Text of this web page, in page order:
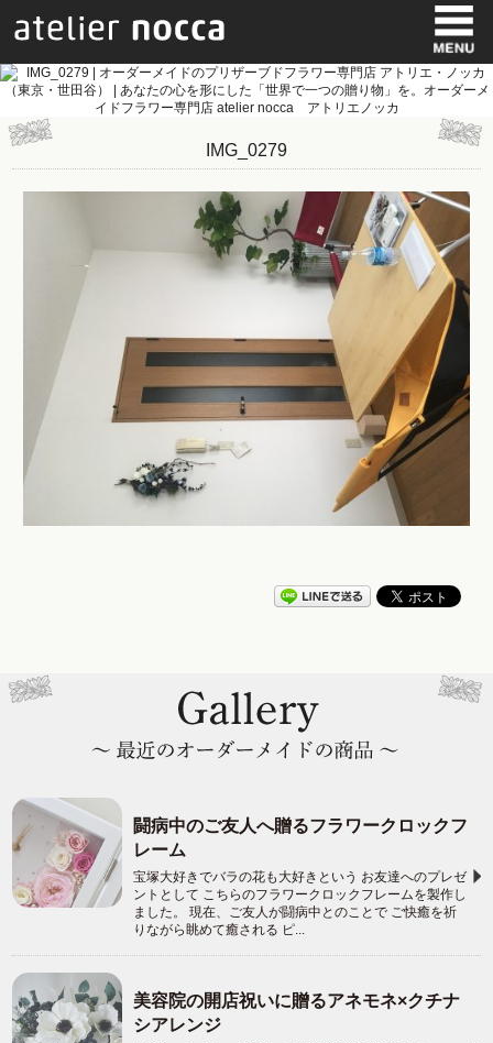
IMG_0279
闘病中のご友人へ贈るフラワークロックフ
レーム
宝塚大好きでバラの花も大好きという お友達へのプレゼ
ントとして こちらのフラワークロックフレームを製作し
ました。 現在、ご友人が闘病中とのことで ご快癒を祈
りながら眺めて癒される ピ...
美容院の開店祝いに贈るアネモネ×クチナ
シアレンジ